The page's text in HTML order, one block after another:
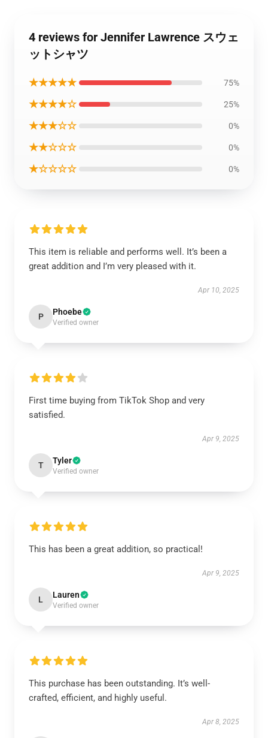
4 reviews for Jennifer Lawrence スウェ
ットシャツ
★★★★★ 75%
★★★★☆ 25%
★★★☆☆ 0%
★★☆☆☆ 0%
★☆☆☆☆ 0%
This item is reliable and performs well. It’s been a
great addition and I’m very pleased with it.
Apr 10, 2025
P Phoebe
Verified owner
First time buying from TikTok Shop and very
satisfied.
Apr 9, 2025
T Tyler
Verified owner
This has been a great addition, so practical!
Apr 9, 2025
L Lauren
Verified owner
This purchase has been outstanding. It’s well-
crafted, efficient, and highly useful.
Apr 8, 2025